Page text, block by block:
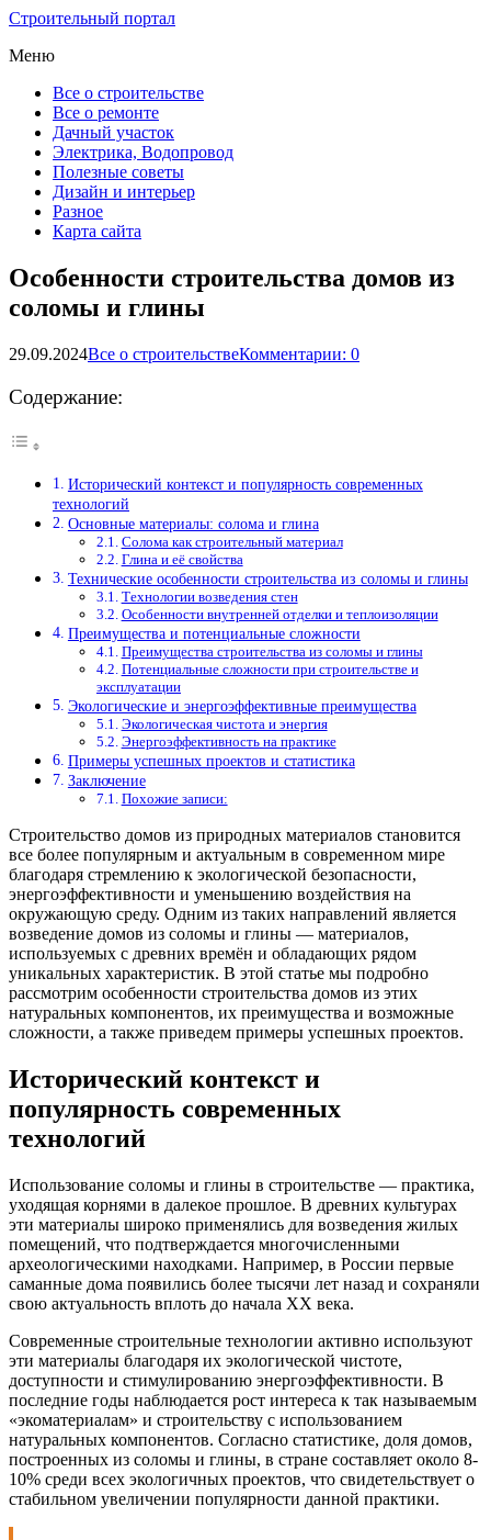
Строительный портал
Меню
Все о строительстве
Все о ремонте
Дачный участок
Электрика, Водопровод
Полезные советы
Дизайн и интерьер
Разное
Карта сайта
Особенности строительства домов из
соломы и глины
29.09.2024Все о строительствеКомментарии: 0
Содержание:
Исторический контекст и популярность современных
технологий
Основные материалы: солома и глина
Солома как строительный материал
Глина и её свойства
Технические особенности строительства из соломы и глины
Технологии возведения стен
Особенности внутренней отделки и теплоизоляции
Преимущества и потенциальные сложности
Преимущества строительства из соломы и глины
Потенциальные сложности при строительстве и
эксплуатации
Экологические и энергоэффективные преимущества
Экологическая чистота и энергия
Энергоэффективность на практике
Примеры успешных проектов и статистика
Заключение
Похожие записи:
Строительство домов из природных материалов становится
все более популярным и актуальным в современном мире
благодаря стремлению к экологической безопасности,
энергоэффективности и уменьшению воздействия на
окружающую среду. Одним из таких направлений является
возведение домов из соломы и глины — материалов,
используемых с древних времён и обладающих рядом
уникальных характеристик. В этой статье мы подробно
рассмотрим особенности строительства домов из этих
натуральных компонентов, их преимущества и возможные
сложности, а также приведем примеры успешных проектов.
Исторический контекст и
популярность современных
технологий
Использование соломы и глины в строительстве — практика,
уходящая корнями в далекое прошлое. В древних культурах
эти материалы широко применялись для возведения жилых
помещений, что подтверждается многочисленными
археологическими находками. Например, в России первые
саманные дома появились более тысячи лет назад и сохраняли
свою актуальность вплоть до начала XX века.
Современные строительные технологии активно используют
эти материалы благодаря их экологической чистоте,
доступности и стимулированию энергоэффективности. В
последние годы наблюдается рост интереса к так называемым
«экоматериалам» и строительству с использованием
натуральных компонентов. Согласно статистике, доля домов,
построенных из соломы и глины, в стране составляет около 8-
10% среди всех экологичных проектов, что свидетельствует о
стабильном увеличении популярности данной практики.